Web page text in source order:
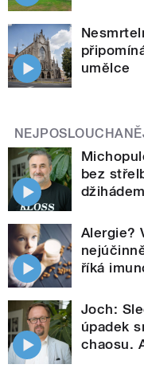
umělce
bez
Alergie?
říká
Joch:
úpadek
chaosu.